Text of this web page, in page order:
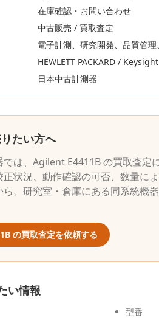
在庫確認・お問い合わせ
中古販売 / 買取査定
電子計測、研究開発、品質管
HEWLETT PACKARD /
日本中古計測器
たい方へ
では、 Agilent E4411Bの買取査定
状況、動作確認の可否、数量に
ら、研究室・倉庫にある同系統機
の買取査定を依頼する
い情報
型番